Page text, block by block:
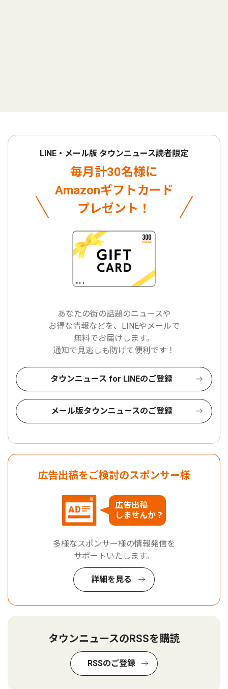
LINE・メール版 タウンニュース読者限定
毎月計30名様に
Amazonギフトカード
プレゼント！
あなたの街の話題のニュースや
お得な情報などを、LINEやメールで
無料でお届けします。
通知で見逃しも防げて便利です！
タウンニュース for LINEのご登録
メール版タウンニュースのご登録
広告出稿をご検討のスポンサー様
広告出稿
しませんか？
多様なスポンサー様の情報発信を
サポートいたします。
詳細を見る
タウンニュースのRSSを購読
RSSのご登録